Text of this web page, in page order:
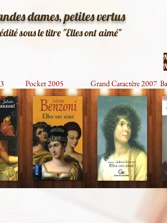
dames, petites vertus
sous le titre "Elles ont aimé"
Pocket 2005 Grand Caractère 2007